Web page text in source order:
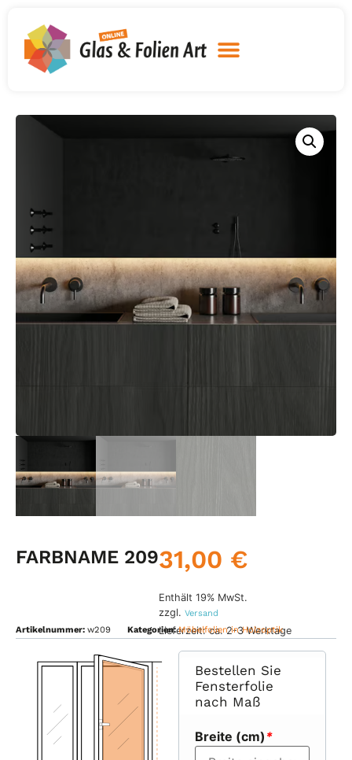
FARBNAME 20931,00 €
Enthält 19% MwSt.
zzgl. Versand
Lieferzeit: ca. 2-3 Werktage
Artikelnummer: w209 Kategorien:Möbelfolien in Holzoptik
Bestellen Sie
Fensterfolie
nach Maß
Breite (cm) *